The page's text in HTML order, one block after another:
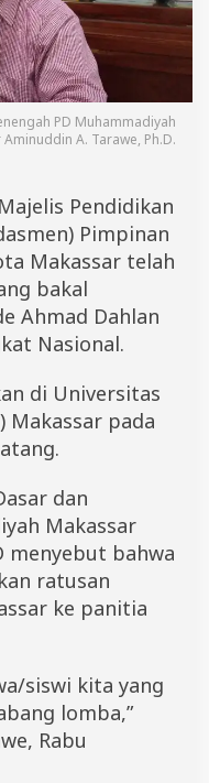
PD Muhammadiyah
A. Tarawe, Ph.D.
Majelis Pendidikan
Pimpinan
Makassar telah
bakal
Ahmad Dahlan
Nasional.
di Universitas
Makassar pada
dan
Makassar
menyebut bahwa
ratusan
ke panitia
siswi kita yang
lomba,”
Rabu